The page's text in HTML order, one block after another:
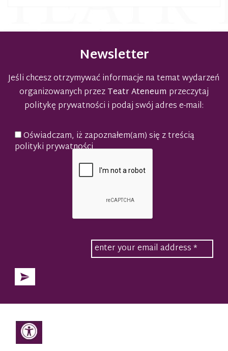
Newsletter
Jeśli chcesz otrzymywać informacje na temat wydarzeń
organizowanych przezTeatr Ateneum przeczytaj
politykę prywatności i podaj swój adres e-mail:
Oświadczam, iż zapoznałem(am) się z treścią
polityki prywatności